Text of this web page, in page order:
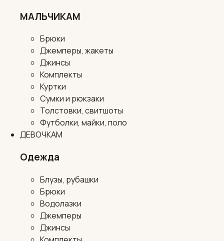
МАЛЬЧИКАМ
Брюки
Джемперы, жакеты
Джинсы
Комплекты
Куртки
Сумки и рюкзаки
Толстовки, свитшоты
Футболки, майки, поло
ДЕВОЧКАМ
Одежда
Блузы, рубашки
Брюки
Водолазки
Джемперы
Джинсы